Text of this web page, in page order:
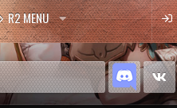
R2 MENU